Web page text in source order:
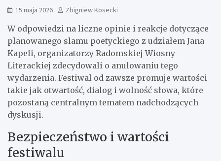
15 maja 2026 Zbigniew Kosecki
W odpowiedzi na liczne opinie i reakcje dotyczące
planowanego slamu poetyckiego z udziałem Jana
Kapeli, organizatorzy Radomskiej Wiosny
Literackiej zdecydowali o anulowaniu tego
wydarzenia. Festiwal od zawsze promuje wartości
takie jak otwartość, dialog i wolność słowa, które
pozostaną centralnym tematem nadchodzących
dyskusji.
Bezpieczeństwo i wartości
festiwalu